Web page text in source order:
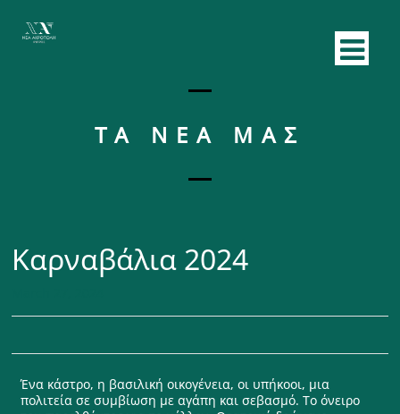
ΤΑ ΝΕΑ ΜΑΣ
Καρναβάλια 2024
Ένα κάστρο, η βασιλική οικογένεια, οι υπήκοοι, μια
πολιτεία σε συμβίωση με αγάπη και σεβασμό. Το όνειρο